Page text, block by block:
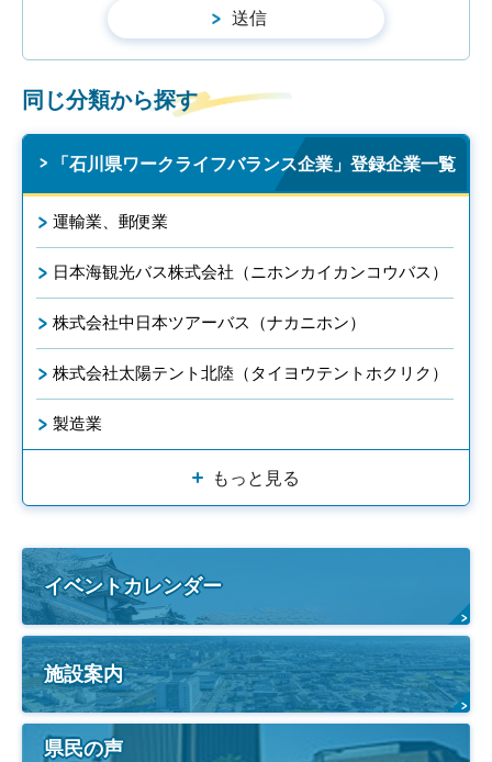
同じ分類から探す
「石川県ワークライフバランス企業」登録企業一覧
運輸業、郵便業
日本海観光バス株式会社（ニホンカイカンコウバス）
株式会社中日本ツアーバス（ナカニホン）
株式会社太陽テント北陸（タイヨウテントホクリク）
製造業
もっと見る
イベントカレンダー
施設案内
県民の声